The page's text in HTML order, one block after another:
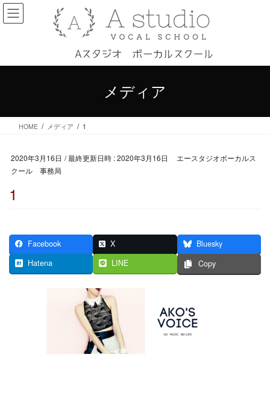
コ
ン
へ
プ
ナ
ビ
ョ
動
メディア
HOME メディア 1
2020年3月16日 / 最終更新日時 :2020年3月16日
エースタジオボーカルス
クール 事務局
1
Facebook X
Bluesky
Hatena
LINE Copy